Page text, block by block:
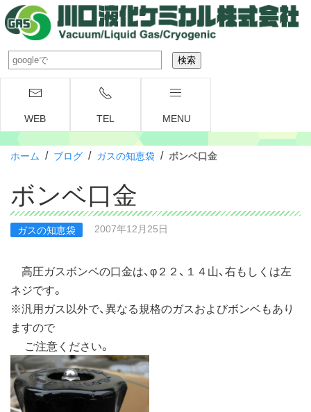
WEB TEL MENU
ホーム / ブログ / ガスの知恵袋 / ボンベ口金
ボンベ口金
ガスの知恵袋 2007年12月25日
高圧ガスボンベの口金は、φ２２、１４山、右もしくは左
ネジです。
※汎用ガス以外で、異なる規格のガスおよびボンベもあり
ますので
ご注意ください。